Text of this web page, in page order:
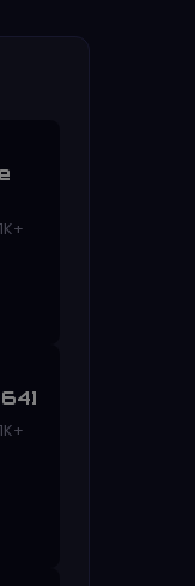
1K+
1K+